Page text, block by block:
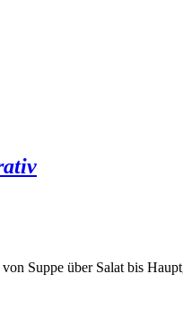
Suppe über Salat bis